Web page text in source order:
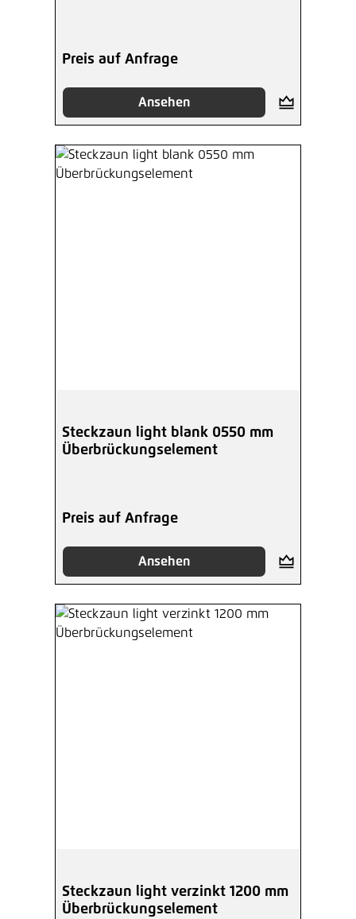
Preis auf Anfrage
Ansehen
Steckzaun light blank 0550 mm
Überbrückungselement
Preis auf Anfrage
Ansehen
Steckzaun light verzinkt 1200 mm
Überbrückungselement